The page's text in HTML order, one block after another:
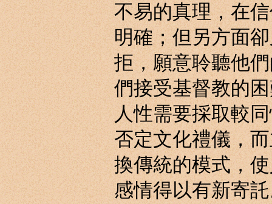
不易的真理，在
明確；但另方面
拒，願意聆聽他
們接受基督教的
人性需要採取較
否定文化禮儀，
換傳統的模式，
感情得以有新寄